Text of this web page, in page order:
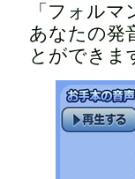
「フォル
あなたの発
とができま